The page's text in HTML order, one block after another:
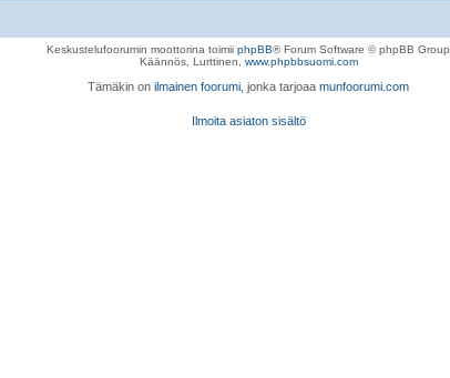
Keskustelufoorumin moottorina toimii phpBB® Forum Software © phpBB Group
Käännös, Lurttinen, www.phpbbsuomi.com
Tämäkin on ilmainen foorumi , jonka tarjoaa munfoorumi.com
Ilmoita asiaton sisältö